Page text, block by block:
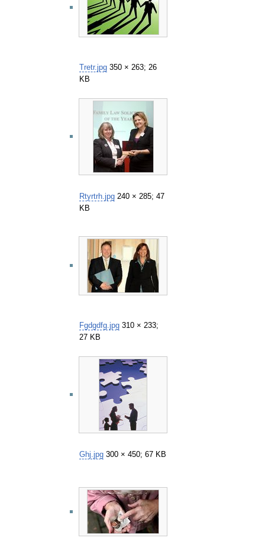
Tretr.jpg 350 × 263; 26
KB
Rtyrtrh.jpg 240 × 285; 47
KB
Fgdgdfg.jpg 310 × 233;
27 KB
Ghj.jpg 300 × 450; 67 KB